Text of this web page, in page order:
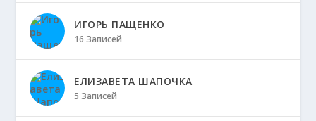
ИГОРЬ ПАЩЕНКО
16 Записей
ЕЛИЗАВЕТА ШАПОЧКА
5 Записей